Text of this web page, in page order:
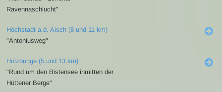
Ravennaschlucht"
Höchstadt a.d. Aisch (8 und 11 km)
"Antoniusweg"
Holzbunge (5 und 13 km)
"Rund um den Bistensee inmitten der
Hüttener Berge"